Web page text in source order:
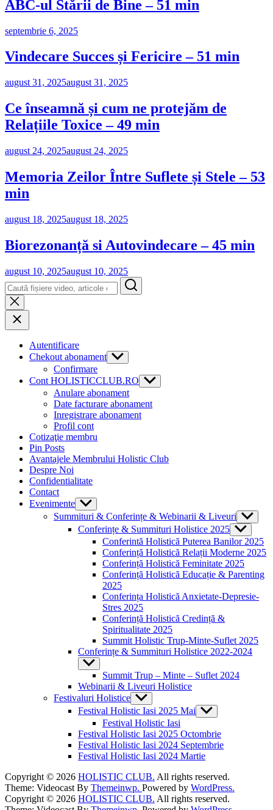
ABC-ul Stării de Bine – 51 min
septembrie 6, 2025
Vindecare Succes și Fericire – 51 min
august 31, 2025august 31, 2025
Ce înseamnă și cum ne protejăm de
Relațiile Toxice – 49 min
august 24, 2025august 24, 2025
Memoria Zeilor Între Suflete și Stele – 53
min
august 18, 2025august 18, 2025
Biorezonanță si Autovindecare – 45 min
august 10, 2025august 10, 2025
Search
Autentificare
Chekout abonament Show
sub
Confirmare
Cont HOLISTICCLUB.RO Show
sub
Anulare abonament
Date facturare abonament
Inregistrare abonament
Profil cont
Cotizaţie membru
Pin Posts
Avantajele Membrului Holistic Club
Despre Noi
Confidentialitate
Contact
Evenimente Show
sub
menu
Summituri & Conferințe & Webinarii & Liveuri Show
sub
menu
Conferințe & Summituri Holistice 2025 Show
sub
menu
Conferintă Holistică Puterea Banilor 2025
Conferință Holistică Relații Moderne 2025
Conferință Holistică Feminitate 2025
Conferință Holistică Educație & Parenting
2025
Conferința Holistică Anxietate-Depresie-
Stres 2025
Conferință Holistică Credință &
Spiritualitate 2025
Summit Holistic Trup-Minte-Suflet 2025
Conferințe & Summituri Holistice 2022-2024
Show
sub
menu
Summit Trup – Minte – Suflet 2024
Webinarii & Liveuri Holistice
Festivaluri Holistice Show
sub
menu
Festival Holistic Iasi 2025 Mai Show
sub
menu
Festival Holistic Iasi
Festival Holistic Iasi 2025 Octombrie
Festival Holistic Iasi 2024 Septembrie
Festival Holistic Iasi 2024 Martie
Copyright © 2026 HOLISTIC CLUB. All rights reserved.
Theme: Videocast By Themeinwp. Powered by WordPress.
Copyright © 2026 HOLISTIC CLUB. All rights reserved.